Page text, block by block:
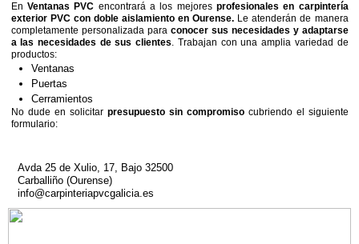
En Ventanas PVC encontrará a los mejores profesionales en carpintería
exterior PVC con doble aislamiento en Ourense. Le atenderán de manera
completamente personalizada para conocer sus necesidades y adaptarse
a las necesidades de sus clientes . Trabajan con una amplia variedad de
productos:
Ventanas
Puertas
Cerramientos
No dude en solicitarpresupuesto sin compromisocubriendo el siguiente
formulario:
Avda 25 de Xulio, 17, Bajo 32500
Carballiño (Ourense)
info@carpinteriapvcgalicia.es